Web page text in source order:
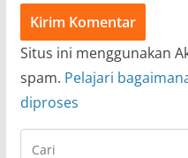
Situs ini menggunakan
spam. Pelajari
diproses